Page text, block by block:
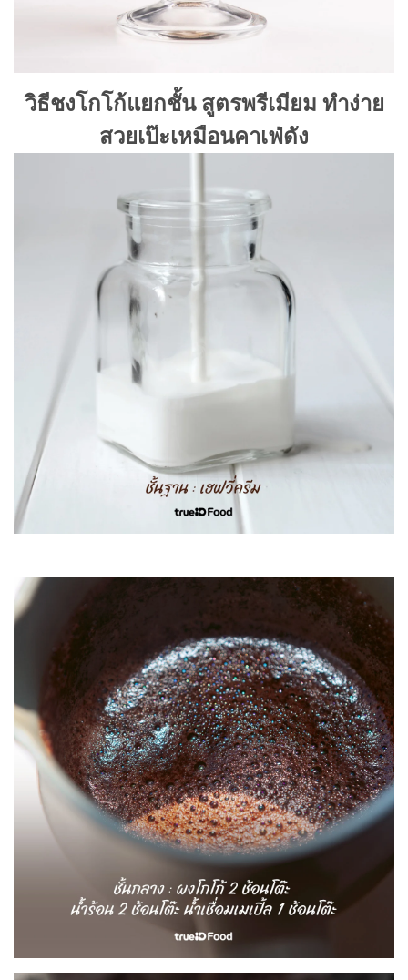
วิธีชงโกโก้แยกชั้น สูตรพรีเมียม ทำง่าย
สวยเป๊ะเหมือนคาเฟ่ดัง